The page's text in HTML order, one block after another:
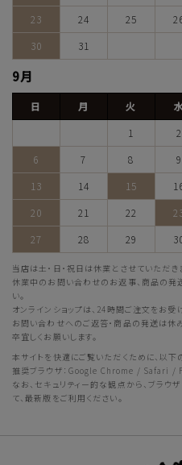
23
24 25
30
31
9月
日 月 火
1
2
6
7 8 9
13
14 15
20
21 22
27
28 29
当店は土・日・祝日は休業とさせていただき
休業中のお問い合わせのお返事、商品の
い。
オンラインショップは、24時間ご注文をお受
お問い合わせへのご返答・商品の発送は休
卒宜しくお願いします。
本サイトを快適にご覧いただくために、以下
推奨ブラウザ：Google Chrome / Safari /
なお、セキュリティー的な観点から、ブラ
て、最新版をご利用ください。